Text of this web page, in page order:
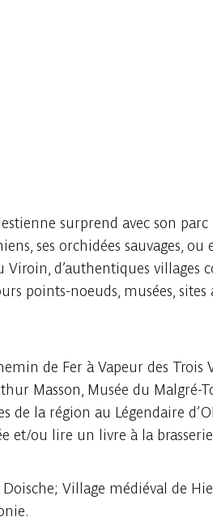
surprend avec son
ses orchidées sauvages,
d’authentiques villages
points-noeuds, musées,
de Fer à Vapeur des Trois
Masson, Musée du
de la région au Légendaire
et/ou lire un livre à la brasserie
Village médiéval de